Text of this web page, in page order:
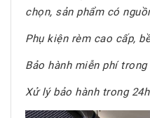
chọn, sản phẩm có
Phụ kiện rèm cao cấp,
Bảo hành miễn phí trong
Xử lý bảo hành trong